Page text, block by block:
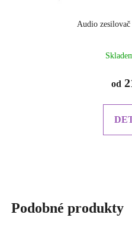
Audio
od
Podobné produkty